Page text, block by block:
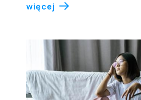
więcej